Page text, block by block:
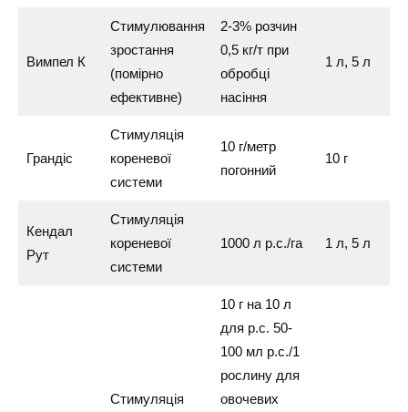
Вимпел К
Стимулювання
зростання
(помірно
ефективне)
2-3% розчин
0,5 кг/т при
обробці
насіння
1 л, 5 л
Грандіс
Стимуляція
кореневої
системи
10 г/метр
погонний
10 г
Кендал
Рут
Стимуляція
кореневої
системи
1000 л р.с./га 1 л, 5 л
Стимуляція
10 г на 10 л
для р.с. 50-
100 мл р.с./1
рослину для
овочевих